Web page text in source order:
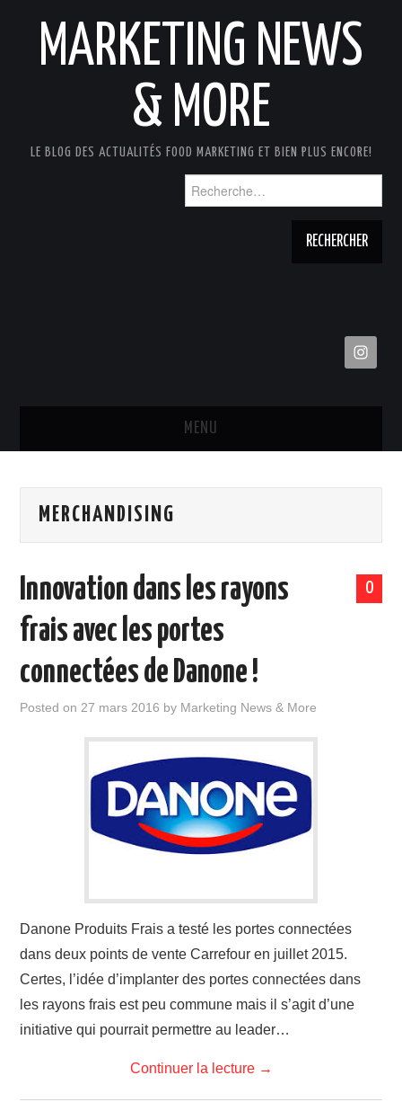
MARKETING NEWS
& MORE
LE BLOG DES ACTUALITÉS FOOD MARKETING ET BIEN PLUS ENCORE!
MENU
DISTRIBUTION
INTERNATIONAL
A PROPOS
MERCHANDISING
0
Innovation dans les rayons
frais avec les portes
connectées de Danone !
Posted on 27 mars 2016 by Marketing News & More
Danone Produits Frais a testé les portes connectées
dans deux points de vente Carrefour en juillet 2015.
Certes, l’idée d’implanter des portes connectées dans
les rayons frais est peu commune mais il s’agit d’une
initiative qui pourrait permettre au leader…
Continuer la lecture →